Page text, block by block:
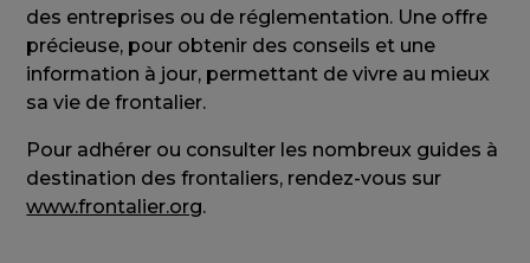
des entreprises ou de réglementation. Une offre
précieuse, pour obtenir des conseils et une
information à jour, permettant de vivre au mieux
sa vie de frontalier.
Pour adhérer ou consulter les nombreux guides à
destination des frontaliers, rendez-vous sur
www.frontalier.org.